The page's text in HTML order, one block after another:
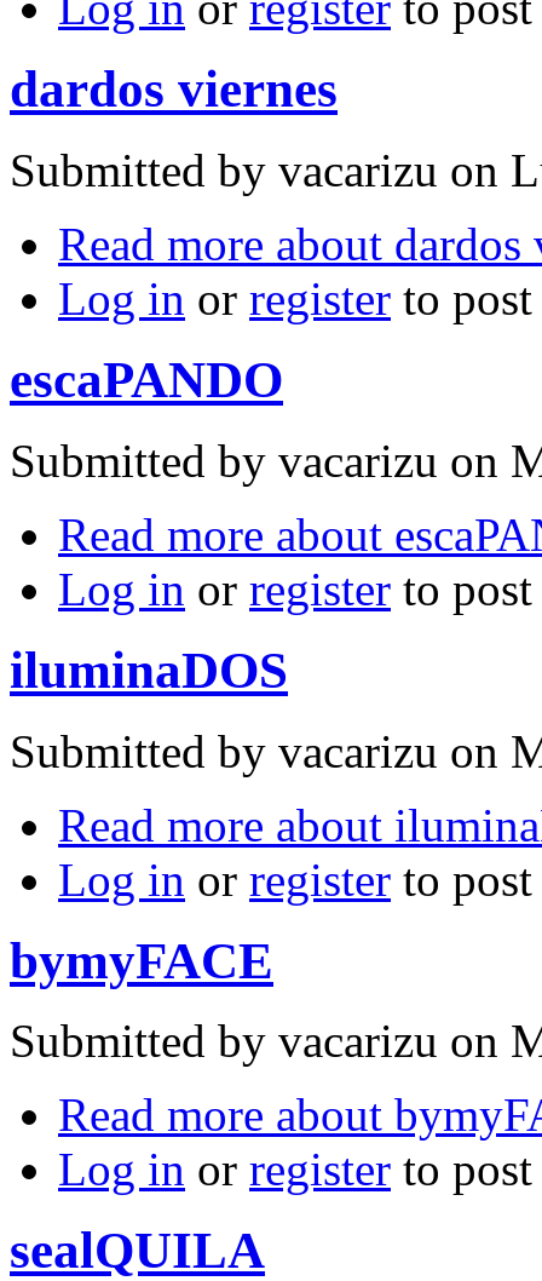
dardos viernes
Submitted by vacarizu on
Read more about dardos
Log in or register to
escaPANDO
Submitted by vacarizu on
Read more about
Log in or register to
iluminaDOS
Submitted by vacarizu on
Read more about
Log in or register to
bymyFACE
Submitted by vacarizu on
Read more about
Log in or register to
sealQUILA